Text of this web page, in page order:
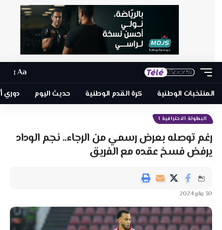
Aa
المنتخبات الوطنية كرة القدم الوطنية حديث اليوم دوري
البطولة الاحترافية 1
رغم توصله بعرض رسمي من الرجاء.. نجم الوداد
يرفض فسخ عقده مع الفريق